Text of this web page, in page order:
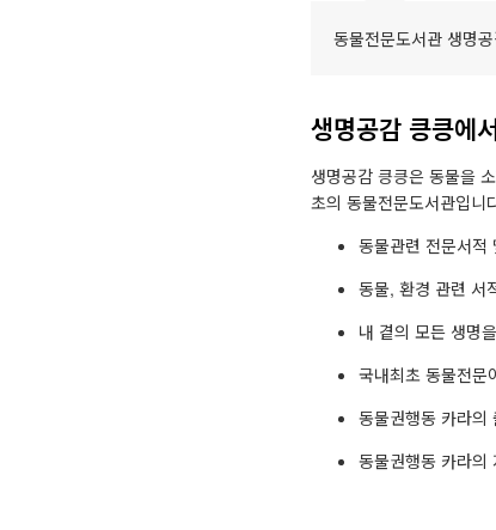
동물전문도서관 생명
생명공감 킁킁에
생명공감 킁킁은 동물을
초의 동물전문도서관입니
동물관련 전문서
동물, 환경 관련 서
내 곁의 모든 생명
국내최초 동물전문
동물권행동 카라의
동물권행동 카라의